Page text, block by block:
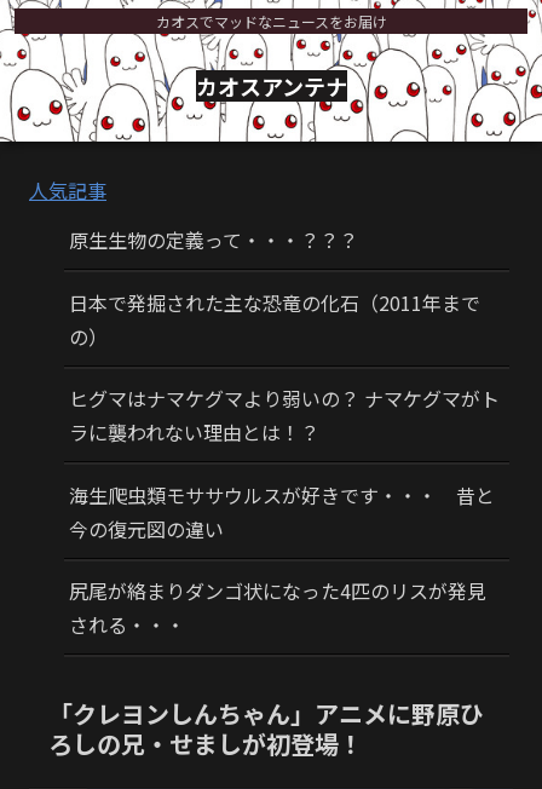
カオスでマッドなニュースをお届け
カオスアンテナ
人気記事
原生生物の定義って・・・？？？
日本で発掘された主な恐竜の化石（2011年まで
の）
ヒグマはナマケグマより弱いの？ ナマケグマがト
ラに襲われない理由とは！？
海生爬虫類モササウルスが好きです・・・ 昔と
今の復元図の違い
尻尾が絡まりダンゴ状になった4匹のリスが発見
される・・・
「クレヨンしんちゃん」アニメに野原ひ
ろしの兄・せましが初登場！